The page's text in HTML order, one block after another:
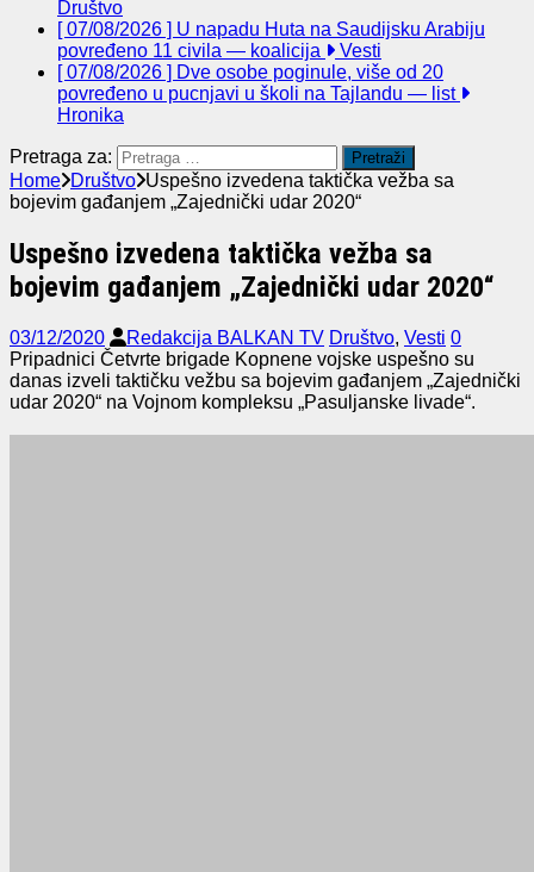
Društvo
[ 07/08/2026 ] U napadu Huta na Saudijsku Arabiju
povređeno 11 civila — koalicija
Vesti
[ 07/08/2026 ] Dve osobe poginule, više od 20
povređeno u pucnjavi u školi na Tajlandu — list
Hronika
Pretraga za:
Home Društvo Uspešno izvedena taktička vežba sa
bojevim gađanjem „Zajednički udar 2020“
Uspešno izvedena taktička vežba sa
bojevim gađanjem „Zajednički udar 2020“
03/12/2020 Redakcija BALKAN TV Društvo, Vesti 0
Pripadnici Četvrte brigade Kopnene vojske uspešno su
danas izveli taktičku vežbu sa bojevim gađanjem „Zajednički
udar 2020“ na Vojnom kompleksu „Pasuljanske livade“.